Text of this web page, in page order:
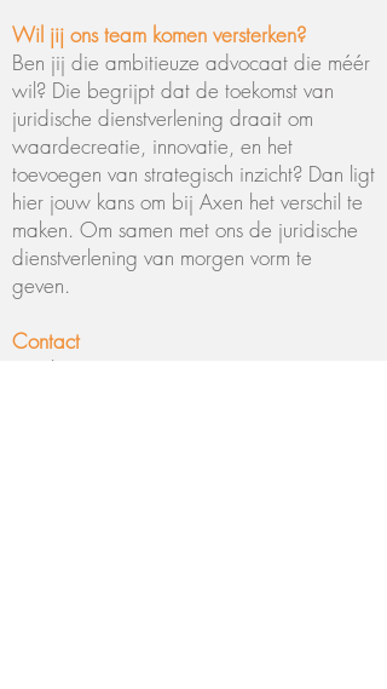
Wil jij ons team komen versterken?
Ben jij die ambitieuze advocaat die méér
wil? Die begrijpt dat de toekomst van
juridische dienstverlening draait om
waardecreatie, innovatie, en het
toevoegen van strategisch inzicht? Dan ligt
hier jouw kans om bij Axen het verschil te
maken. Om samen met ons de juridische
dienstverlening van morgen vorm te
geven.
Contact
Wij komen graag in contact. Stuur ons